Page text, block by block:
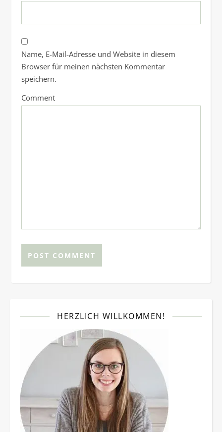
Name, E-Mail-Adresse und Website in diesem
Browser für meinen nächsten Kommentar
speichern.
Comment
HERZLICH WILLKOMMEN!